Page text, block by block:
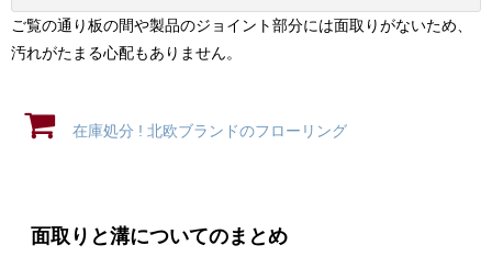
ご覧の通り板の間や製品のジョイント部分には面取りがないため、
汚れがたまる心配もありません。
在庫処分 ! 北欧ブランドのフローリング
面取りと溝についてのまとめ